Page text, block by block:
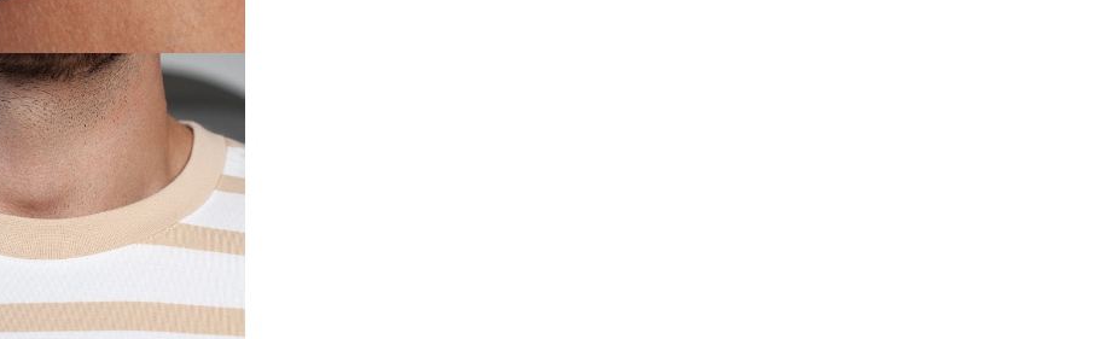
Запомнить меня на этом компьютере